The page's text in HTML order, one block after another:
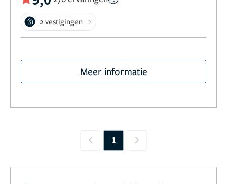
2 vestigingen
Meer informatie
Previous
1 Next